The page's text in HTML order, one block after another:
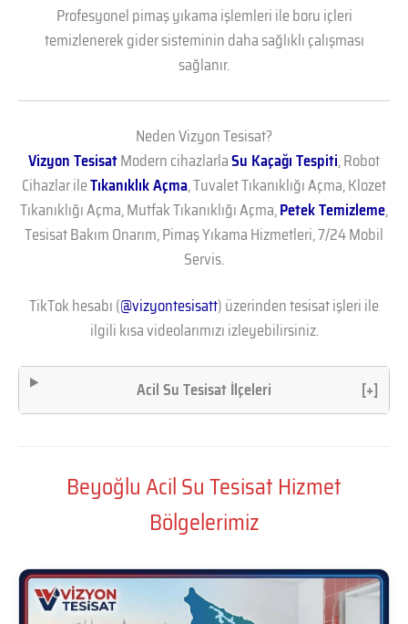
Profesyonel pimaş yıkama işlemleri ile boru içleri
temizlenerek gider sisteminin daha sağlıklı çalışması
sağlanır.
Neden Vizyon Tesisat?
Vizyon TesisatModern cihazlarlaSu Kaçağı Tespiti, Robot
Cihazlar ileTıkanıklık Açma, Tuvalet Tıkanıklığı Açma, Klozet
Tıkanıklığı Açma, Mutfak Tıkanıklığı Açma,Petek Temizleme,
Tesisat Bakım Onarım, Pimaş Yıkama Hizmetleri, 7/24 Mobil
Servis.
TikTok hesabı (@vizyontesisatt) üzerinden tesisat işleri ile
ilgili kısa videolarımızı izleyebilirsiniz.
Acil Su Tesisat İlçeleri [+]
Beyoğlu Acil Su Tesisat Hizmet
Bölgelerimiz